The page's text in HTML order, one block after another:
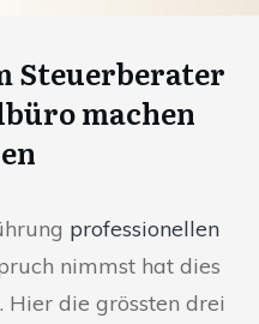
Steuerberater
machen
professionellen
nimmst hat dies
die grössten drei